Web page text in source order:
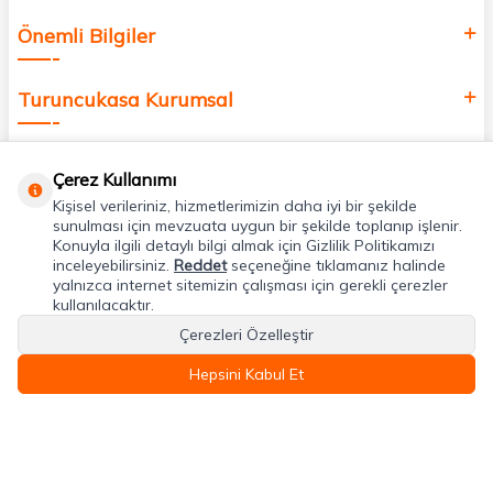
Önemli Bilgiler
Turuncukasa Kurumsal
Uygulamalarımız
Adres & İletişim
Çerez Kullanımı
Kişisel verileriniz, hizmetlerimizin daha iyi bir şekilde
sunulması için mevzuata uygun bir şekilde toplanıp işlenir.
Konuyla ilgili detaylı bilgi almak için Gizlilik Politikamızı
inceleyebilirsiniz. Reddetseçeneğine tıklamanız halinde
yalnızca internet sitemizin çalışması için gerekli çerezler
kullanılacaktır.
Çerezleri Özelleştir
Hepsini Kabul Et